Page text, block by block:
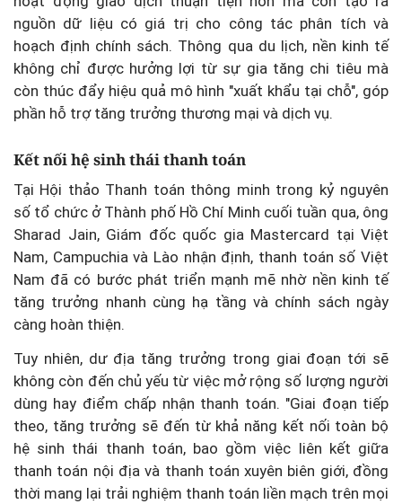
nguồn dữ liệu có giá trị cho công tác phân tích và
hoạch định chính sách. Thông qua du lịch, nền kinh tế
không chỉ được hưởng lợi từ sự gia tăng chi tiêu mà
còn thúc đẩy hiệu quả mô hình "xuất khẩu tại chỗ", góp
phần hỗ trợ tăng trưởng thương mại và dịch vụ.
Kết nối hệ sinh thái thanh toán
Tại Hội thảo Thanh toán thông minh trong kỷ nguyên
số tổ chức ở Thành phố Hồ Chí Minh cuối tuần qua, ông
Sharad Jain, Giám đốc quốc gia Mastercard tại Việt
Nam, Campuchia và Lào nhận định, thanh toán số Việt
Nam đã có bước phát triển mạnh mẽ nhờ nền kinh tế
tăng trưởng nhanh cùng hạ tầng và chính sách ngày
càng hoàn thiện.
Tuy nhiên, dư địa tăng trưởng trong giai đoạn tới sẽ
không còn đến chủ yếu từ việc mở rộng số lượng người
dùng hay điểm chấp nhận thanh toán. "Giai đoạn tiếp
theo, tăng trưởng sẽ đến từ khả năng kết nối toàn bộ
hệ sinh thái thanh toán, bao gồm việc liên kết giữa
thanh toán nội địa và thanh toán xuyên biên giới, đồng
thời mang lại trải nghiệm thanh toán liền mạch trên mọi